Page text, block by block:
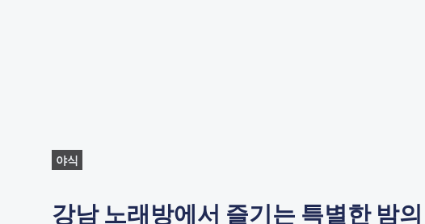
야식
강남 노래방에서 즐기는 특별한 밤